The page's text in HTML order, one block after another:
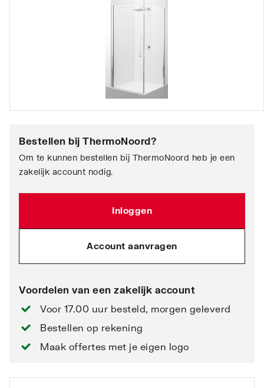
Bestellen bij ThermoNoord?
Om te kunnen bestellen bij ThermoNoord heb je een
zakelijk account nodig.
Inloggen
Account aanvragen
Voordelen van een zakelijk account
Voor 17.00 uur besteld, morgen geleverd
Bestellen op rekening
Maak offertes met je eigen logo